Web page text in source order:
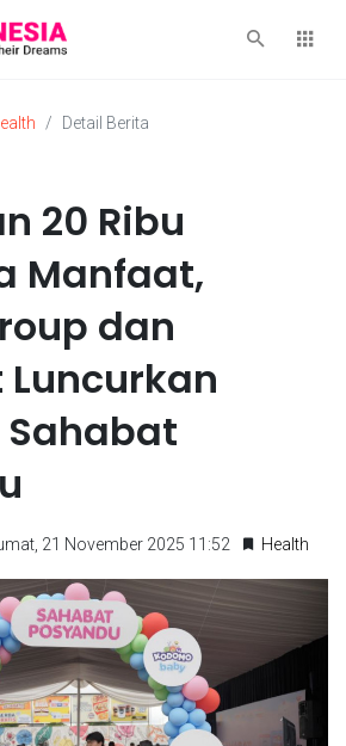
Detail Berita
20 Ribu
Manfaat,
dan
21 November 2025 11:52 Health